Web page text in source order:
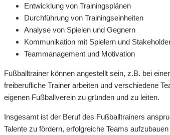
Entwicklung von Trainingsplänen
Durchführung von Trainingseinheiten
Analyse von Spielen und Gegnern
Kommunikation mit Spielern und
Teammanagement und Motivation
Fußballtrainer können angestellt sein, z.B. bei
freiberufliche Trainer arbeiten und verschiedene
eigenen Fußballverein zu gründen und zu leiten.
Insgesamt ist der Beruf des Fußballtrainers
Talente zu fördern, erfolgreiche Teams